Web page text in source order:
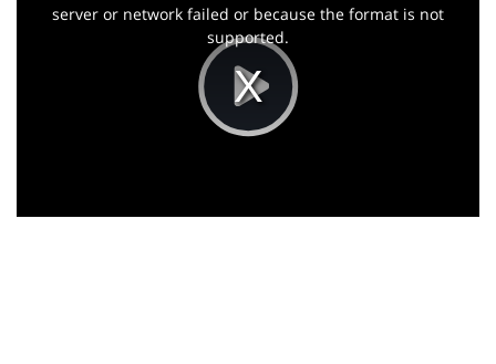
Play
server or network failed or because the format is not
supported.